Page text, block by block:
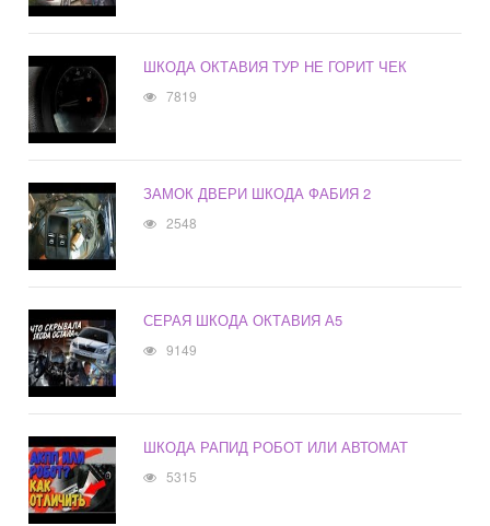
ШКОДА ОКТАВИЯ ТУР НЕ ГОРИТ ЧЕК
7819
ЗАМОК ДВЕРИ ШКОДА ФАБИЯ 2
2548
СЕРАЯ ШКОДА ОКТАВИЯ А5
9149
ШКОДА РАПИД РОБОТ ИЛИ АВТОМАТ
5315